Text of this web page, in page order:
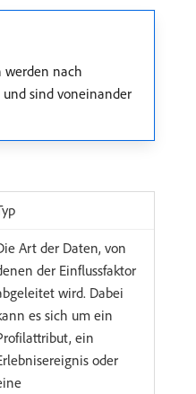
werden nach
sind voneinander
Art der Daten, von
der Einflussfaktor
wird. Dabei
es sich um ein
ein
oder